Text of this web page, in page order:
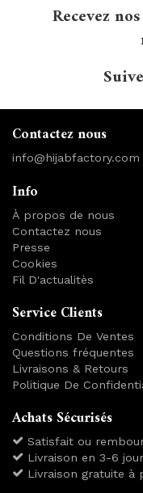
Recevez
Contactez nous
info@hijabfactory.com
Info
À propos de nous
Contactez nous
Presse
Cookies
Fil D'actualitès
Service Clients
Conditions De Ventes
Questions fréquentes
Livraisons & Retours
Politique De
Achats Sécurisés
Satisfait ou
Livraison en 3-6
Livraison gratuite à